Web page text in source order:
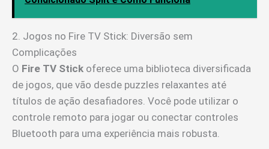
2. Jogos no Fire TV Stick: Diversão sem
Complicações
O Fire TV Stick oferece uma biblioteca diversificada
de jogos, que vão desde puzzles relaxantes até
títulos de ação desafiadores. Você pode utilizar o
controle remoto para jogar ou conectar controles
Bluetooth para uma experiência mais robusta.